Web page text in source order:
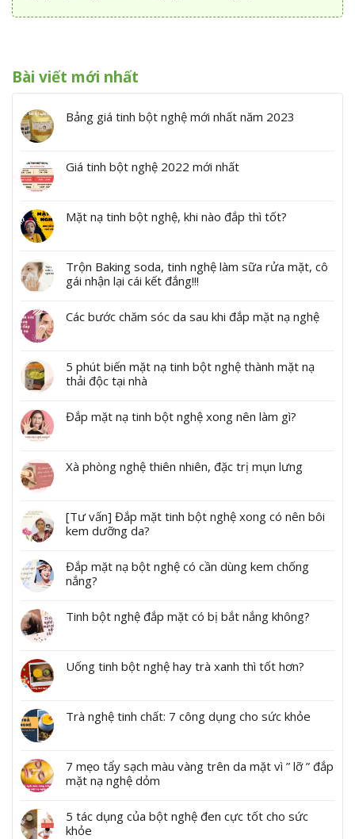
Bài viết mới nhất
Bảng giá tinh bột nghệ mới nhất năm 2023
Giá tinh bột nghệ 2022 mới nhất
Mặt nạ tinh bột nghệ, khi nào đắp thì tốt?
Trộn Baking soda, tinh nghệ làm sữa rửa mặt, cô
gái nhận lại cái kết đắng!!!
Các bước chăm sóc da sau khi đắp mặt nạ nghệ
5 phút biến mặt nạ tinh bột nghệ thành mặt nạ
thải độc tại nhà
Đắp mặt nạ tinh bột nghệ xong nên làm gì?
Xà phòng nghệ thiên nhiên, đặc trị mụn lưng
[Tư vấn] Đắp mặt tinh bột nghệ xong có nên bôi
kem dưỡng da?
Đắp mặt nạ bột nghệ có cần dùng kem chống
nắng?
Tinh bột nghệ đắp mặt có bị bắt nắng không?
Uống tinh bột nghệ hay trà xanh thì tốt hơn?
Trà nghệ tinh chất: 7 công dụng cho sức khỏe
7 mẹo tẩy sạch màu vàng trên da mặt vì ” lỡ ” đắp
mặt nạ nghệ dỏm
5 tác dụng của bột nghệ đen cực tốt cho sức
khỏe